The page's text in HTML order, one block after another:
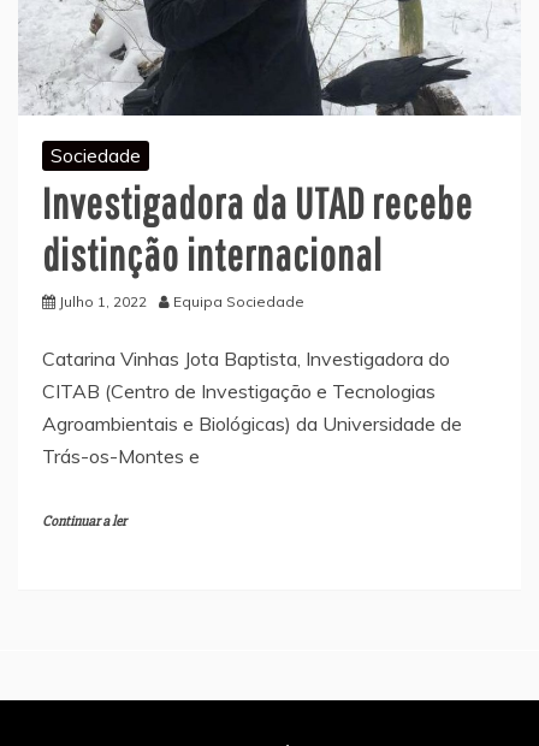
Sociedade
Investigadora da UTAD recebe
distinção internacional
Julho 1, 2022 Equipa Sociedade
Catarina Vinhas Jota Baptista, Investigadora do
CITAB (Centro de Investigação e Tecnologias
Agroambientais e Biológicas) da Universidade de
Trás-os-Montes e
Continuar a ler